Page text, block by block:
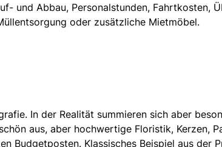
und Abbau, Personalstunden, Fahrtkosten,
oder zusätzliche Mietmöbel.
In der Realität summieren sich aber
aus, aber hochwertige Floristik, Kerzen,
Budgetposten. Klassisches Beispiel aus der